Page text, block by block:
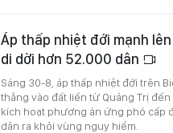
Áp thấp nhiệt đới mạnh
di dời hơn 52.000 dân
Sáng 30-8, áp thấp nhiệt đới trên
thẳng vào đất liền từ Quảng Trị
kích hoạt phương án ứng phó cấp
dân ra khỏi vùng nguy hiểm.